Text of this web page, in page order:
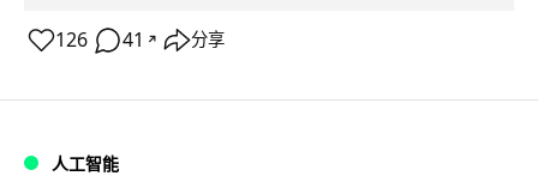
126 41 ↗ 分享
人工智能